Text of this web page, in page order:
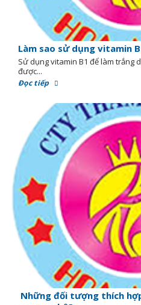
Làm sao sử dụng vitamin
Sử dụng vitamin B1 để làm trắng
được...
Đọc tiếp
Những đối tượng thích